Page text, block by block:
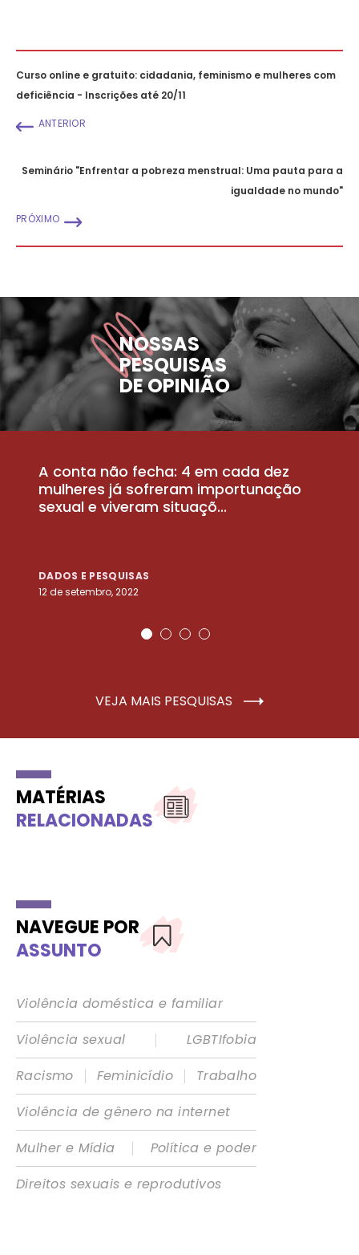
Curso online e gratuito: cidadania, feminismo e mulheres com
deficiência - Inscrições até 20/11
ANTERIOR
Seminário "Enfrentar a pobreza menstrual: Uma pauta para a
igualdade no mundo"
PRÓXIMO
NOSSAS
PESQUISAS
DE OPINIÃO
A conta não fecha: 4 em cada dez
mulheres já sofreram importunação
sexual e viveram situaçõ...
DADOS E PESQUISAS
12 de setembro, 2022
VEJA MAIS PESQUISAS
MATÉRIAS
RELACIONADAS
NAVEGUE POR
ASSUNTO
Violência doméstica e familiar
Violência sexual
|
LGBTIfobia
Racismo
| Feminicídio |
Trabalho
Violência de gênero na internet
Mulher e Mídia
|
Política e poder
Direitos sexuais e reprodutivos